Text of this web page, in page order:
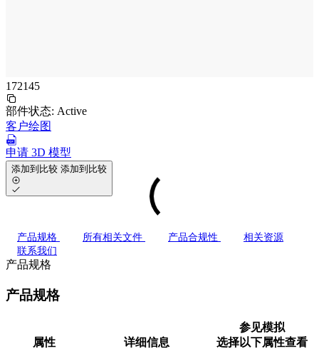
172145
部件状态: Active
客户绘图
申请 3D 模型
添加到比较 添加到比较
产品规格 所有相关文件 产品合规性
相关资源
联系我们
产品规格
产品规格
属性 详细信息
参见模拟
选择以下属性查看